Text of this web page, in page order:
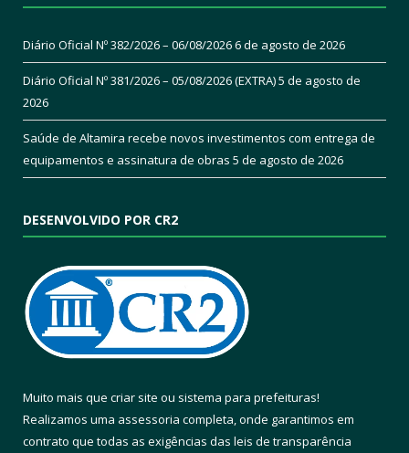
Diário Oficial Nº 382/2026 – 06/08/20266 de agosto de 2026
Diário Oficial Nº 381/2026 – 05/08/2026 (EXTRA)5 de agosto de
2026
Saúde de Altamira recebe novos investimentos com entrega de
equipamentos e assinatura de obras 5 de agosto de 2026
DESENVOLVIDO POR CR2
Muito mais que criar site ou sistema para prefeituras!
Realizamos uma assessoria completa, onde garantimos em
contrato que todas as exigências das leis de transparência